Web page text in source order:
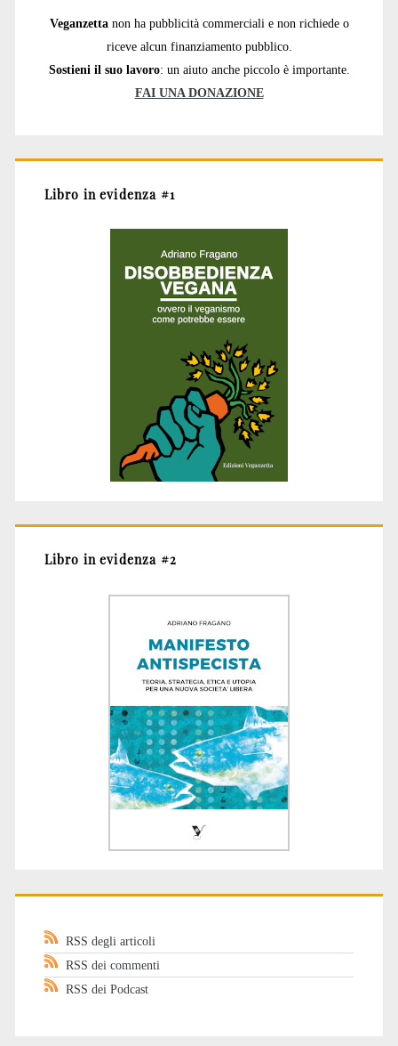
Veganzetta non ha pubblicità commerciali e non richiede o
riceve alcun finanziamento pubblico.
Sostieni il suo lavoro: un aiuto anche piccolo è importante.
FAI UNA DONAZIONE
Libro in evidenza #1
Libro in evidenza #2
RSS degli articoli
RSS dei commenti
RSS dei Podcast